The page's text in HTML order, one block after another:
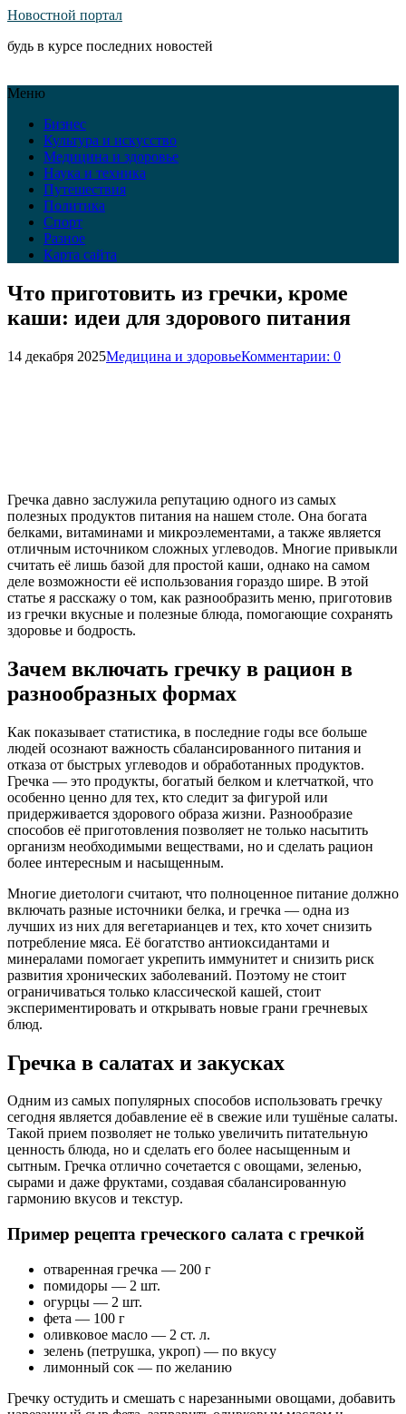
Новостной портал
будь в курсе последних новостей
Меню
Бизнес
Культура и искусство
Медицина и здоровье
Наука и техника
Путешествия
Политика
Спорт
Разное
Карта сайта
Что приготовить из гречки, кроме
каши: идеи для здорового питания
14 декабря 2025Медицина и здоровьеКомментарии: 0
Гречка давно заслужила репутацию одного из самых
полезных продуктов питания на нашем столе. Она богата
белками, витаминами и микроэлементами, а также является
отличным источником сложных углеводов. Многие привыкли
считать её лишь базой для простой каши, однако на самом
деле возможности её использования гораздо шире. В этой
статье я расскажу о том, как разнообразить меню, приготовив
из гречки вкусные и полезные блюда, помогающие сохранять
здоровье и бодрость.
Зачем включать гречку в рацион в
разнообразных формах
Как показывает статистика, в последние годы все больше
людей осознают важность сбалансированного питания и
отказа от быстрых углеводов и обработанных продуктов.
Гречка — это продукты, богатый белком и клетчаткой, что
особенно ценно для тех, кто следит за фигурой или
придерживается здорового образа жизни. Разнообразие
способов её приготовления позволяет не только насытить
организм необходимыми веществами, но и сделать рацион
более интересным и насыщенным.
Многие диетологи считают, что полноценное питание должно
включать разные источники белка, и гречка — одна из
лучших из них для вегетарианцев и тех, кто хочет снизить
потребление мяса. Её богатство антиоксидантами и
минералами помогает укрепить иммунитет и снизить риск
развития хронических заболеваний. Поэтому не стоит
ограничиваться только классической кашей, стоит
экспериментировать и открывать новые грани гречневых
блюд.
Гречка в салатах и закусках
Одним из самых популярных способов использовать гречку
сегодня является добавление её в свежие или тушёные салаты.
Такой прием позволяет не только увеличить питательную
ценность блюда, но и сделать его более насыщенным и
сытным. Гречка отлично сочетается с овощами, зеленью,
сырами и даже фруктами, создавая сбалансированную
гармонию вкусов и текстур.
Пример рецепта греческого салата с гречкой
отваренная гречка — 200 г
помидоры — 2 шт.
огурцы — 2 шт.
фета — 100 г
оливковое масло — 2 ст. л.
зелень (петрушка, укроп) — по вкусу
лимонный сок — по желанию
Гречку остудить и смешать с нарезанными овощами, добавить